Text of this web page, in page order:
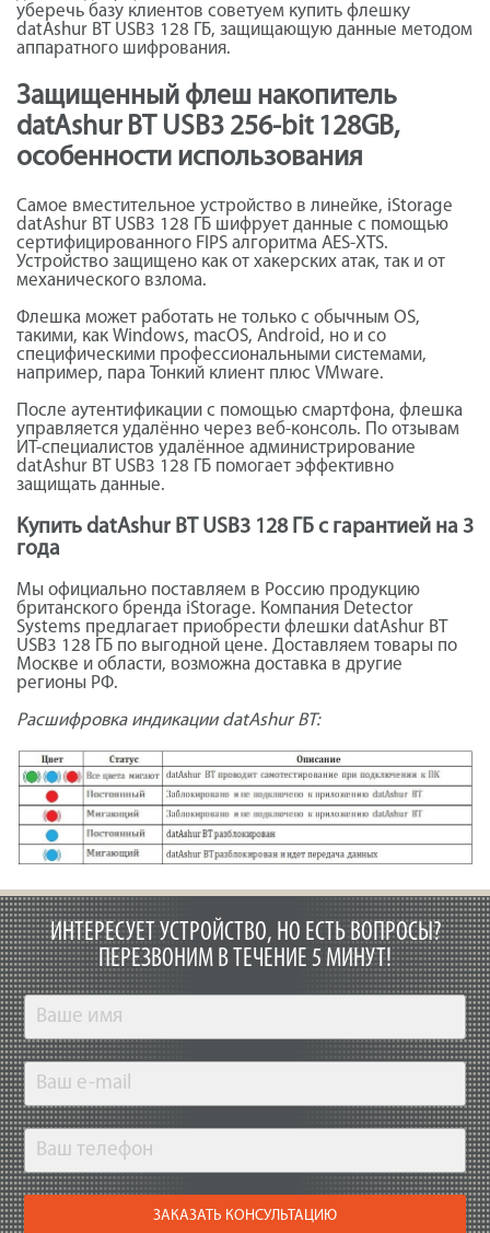
уберечь базу клиентов советуем купить флешку
datAshur BT USB3 128 ГБ, защищающую данные методом
аппаратного шифрования.
Защищенный флеш накопитель
datAshur BT USB3 256-bit 128GB,
особенности использования
Самое вместительное устройство в линейке, iStorage
datAshur BT USB3 128 ГБ шифрует данные с помощью
сертифицированного FIPS алгоритма AES-XTS.
Устройство защищено как от хакерских атак, так и от
механического взлома.
Флешка может работать не только с обычным OS,
такими, как Windows, macOS, Android, но и со
специфическими профессиональными системами,
например, пара Тонкий клиент плюс VMware.
После аутентификации с помощью смартфона, флешка
управляется удалённо через веб-консоль. По отзывам
ИТ-специалистов удалённое администрирование
datAshur BT USB3 128 ГБ помогает эффективно
защищать данные.
Купить datAshur BT USB3 128 ГБ с гарантией на 3
года
Мы официально поставляем в Россию продукцию
британского бренда iStorage. Компания Detector
Systems предлагает приобрести флешки datAshur BT
USB3 128 ГБ по выгодной цене. Доставляем товары по
Москве и области, возможна доставка в другие
регионы РФ.
Расшифровка индикации datAshur BT:
ИНТЕРЕСУЕТ УСТРОЙСТВО, НО ЕСТЬ ВОПРОСЫ?
ПЕРЕЗВОНИМ В ТЕЧЕНИЕ 5 МИНУТ!
ЗАКАЗАТЬ КОНСУЛЬТАЦИЮ